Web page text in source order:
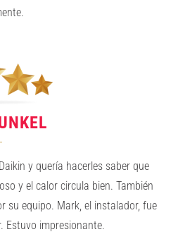
y quería hacerles saber que
y el calor circula bien. También
su equipo. Mark, el instalador, fue
Estuvo impresionante.